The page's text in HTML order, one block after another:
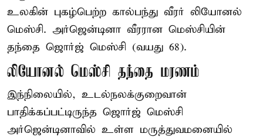
உலகின் புகழ்பெற்ற கால்பந்து வீரர் லியோனல்
மெஸ்சி. அர்ஜென்டினா வீரரான மெஸ்சியின்
தந்தை ஜொர்ஜ் மெஸ்சி (வயது 68).
லியோனல் மெஸ்சி தந்தை மரணம்
இந்நிலையில், உடல்நலக்குறைவான்
பாதிக்கப்பட்டிருந்த ஜொர்ஜ் மெஸ்சி
அர்ஜென்டினாவில் உள்ள மருத்துவமனையில்